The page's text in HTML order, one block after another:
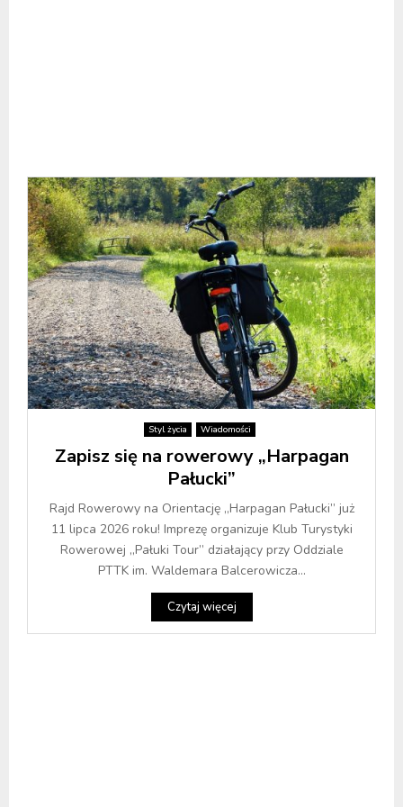
Styl życia Wiadomości
Zapisz się na rowerowy „Harpagan
Pałucki”
Rajd Rowerowy na Orientację „Harpagan Pałucki” już
11 lipca 2026 roku! Imprezę organizuje Klub Turystyki
Rowerowej „Pałuki Tour” działający przy Oddziale
PTTK im. Waldemara Balcerowicza...
Czytaj więcej